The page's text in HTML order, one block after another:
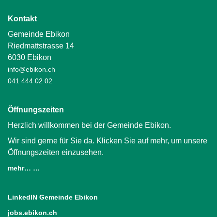
Kontakt
Gemeinde Ebikon
Riedmattstrasse 14
6030 Ebikon
info@ebikon.ch
041 444 02 02
Öffnungszeiten
Herzlich willkommen bei der Gemeinde Ebikon.
Wir sind gerne für Sie da. Klicken Sie auf mehr, um unsere
Öffnungszeiten einzusehen.
mehr… …
LinkedIN Gemeinde Ebikon
jobs.ebikon.ch